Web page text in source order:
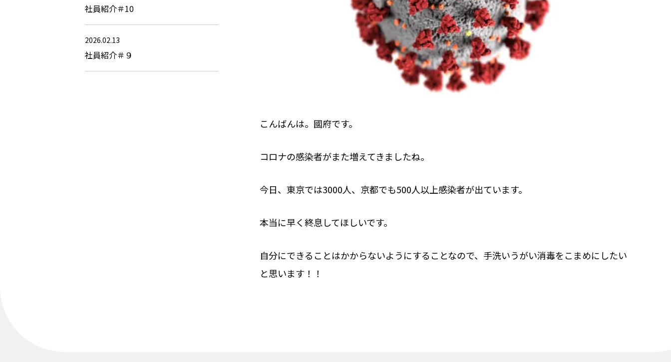
こんばんは。國府です。
コロナの感染者がまた増えてきましたね。
今日、東京では3000人、京都でも500人以上感染者が出ています。
本当に早く終息してほしいです。
自分にできることはかからないようにすることなので、手洗いうがい消毒をこまめにしたい
と思います！！
社員紹介＃10
2026.02.13
社員紹介＃９